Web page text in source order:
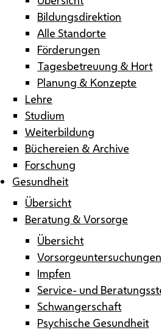
Bildungsdirektion
Alle Standorte
Förderungen
Tagesbetreuung & Hort
Planung & Konzepte
Lehre
Studium
Weiterbildung
Büchereien & Archive
Forschung
Gesundheit
Übersicht
Beratung & Vorsorge
Übersicht
Vorsorgeuntersuchungen
Impfen
Service- und
Schwangerschaft
Psychische Gesundheit